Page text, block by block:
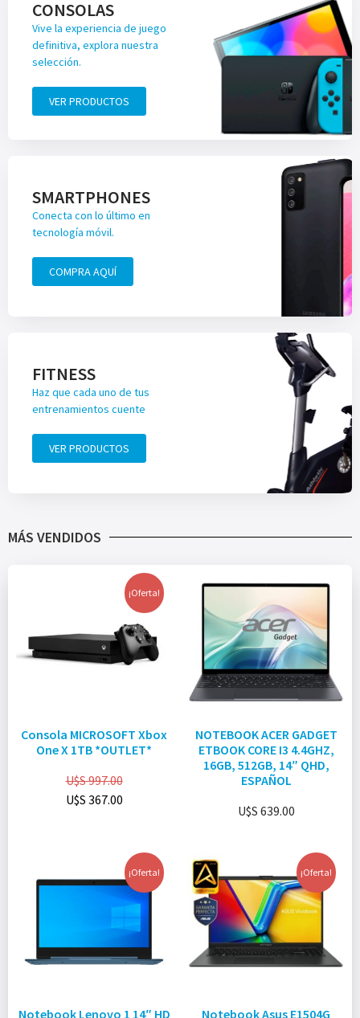
CONSOLAS
Vive la experiencia de juego
definitiva, explora nuestra
selección.
VER PRODUCTOS
SMARTPHONES
Conecta con lo último en
tecnología móvil.
COMPRA AQUÍ
FITNESS
Haz que cada uno de tus
entrenamientos cuente
VER PRODUCTOS
MÁS VENDIDOS
¡Oferta!
Consola MICROSOFT Xbox
One X 1TB *OUTLET*
U$S997.00
U$S 367.00
NOTEBOOK ACER GADGET
ETBOOK CORE I3 4.4GHZ,
16GB, 512GB, 14″ QHD,
ESPAÑOL
U$S 639.00
¡Oferta!
Notebook Lenovo 1 14″ HD
¡Oferta!
Notebook Asus E1504G